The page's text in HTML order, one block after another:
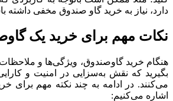
دارد، نیاز به خرید گاو صندوق مخفی داشته
نکات مهم برای خرید یک
هنگام خرید گاوصندوق، ویژگی‌ها و ملاحظات
بگیرید که نقش به‌سزایی در امنیت و
می‌کنند. در ادامه به چند نکته مهم برای
اشاره می‌کنیم: